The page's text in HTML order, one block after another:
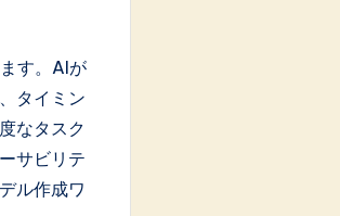
す。AIが
タイミン
なタスク
サビリテ
ル作成ワ